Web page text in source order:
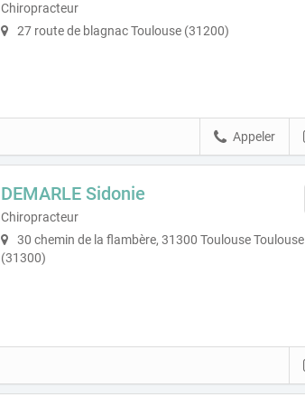
Chiropracteur
27 route de blagnac Toulouse (31200)
Appeler
DEMARLE Sidonie
Chiropracteur
30 chemin de la flambère, 31300 Toulouse Toulouse
(31300)